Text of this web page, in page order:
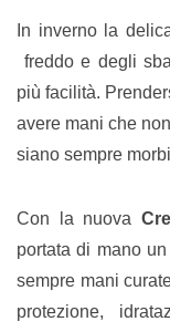
In inverno la
freddo e degli
più facilità.
avere mani che
siano sempre
Con la nuova
portata di mano
sempre mani
protezione,